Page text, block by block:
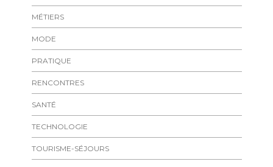
MÉTIERS
MODE
PRATIQUE
RENCONTRES
SANTÉ
TECHNOLOGIE
TOURISME-SÉJOURS